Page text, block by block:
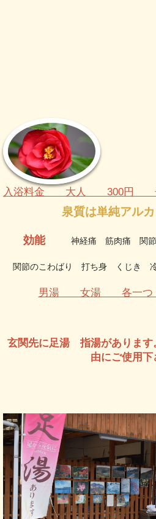
入浴料金 大人 300円
泉質は単純アルカ
効能神経痛 筋肉痛 関節
関節のこわばり 打ち身 くじき
男湯 女湯 各一
玄関先に足湯 指湯があります
由にご使用下